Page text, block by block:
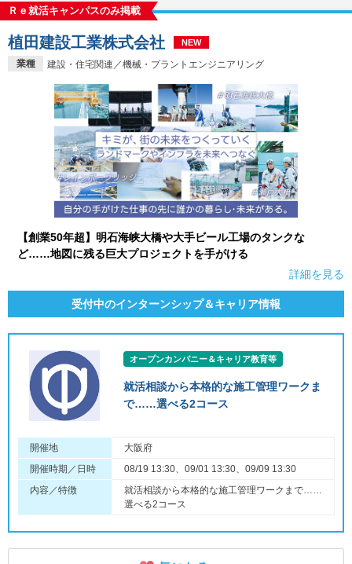
Ｒｅ就活キャンパスのみ掲載
業種 建設・住宅関連／機械・プラントエンジニアリング
植田建設工業株式会社 NEW
【創業50年超】明石海峡大橋や大手ビール工場のタンクな
ど……地図に残る巨大プロジェクトを手がける
詳細を見る
受付中のインターンシップ＆キャリア情報
オープンカンパニー＆キャリア教育等
就活相談から本格的な施工管理ワークま
で……選べる2コース
開催地
大阪府
開催時期／日時
08/19 13:30、09/01 13:30、09/09 13:30
内容／特徴
就活相談から本格的な施工管理ワークまで……
選べる2コース